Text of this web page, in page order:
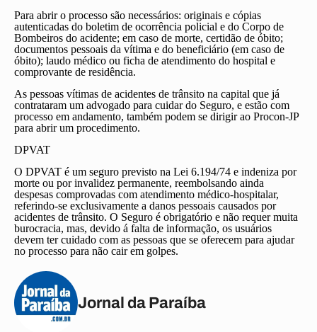
Para abrir o processo são necessários: originais e cópias
autenticadas do boletim de ocorrência policial e do Corpo de
Bombeiros do acidente; em caso de morte, certidão de óbito;
documentos pessoais da vítima e do beneficiário (em caso de
óbito); laudo médico ou ficha de atendimento do hospital e
comprovante de residência.
As pessoas vítimas de acidentes de trânsito na capital que já
contrataram um advogado para cuidar do Seguro, e estão com
processo em andamento, também podem se dirigir ao Procon-JP
para abrir um procedimento.
DPVAT
O DPVAT é um seguro previsto na Lei 6.194/74 e indeniza por
morte ou por invalidez permanente, reembolsando ainda
despesas comprovadas com atendimento médico-hospitalar,
referindo-se exclusivamente a danos pessoais causados por
acidentes de trânsito. O Seguro é obrigatório e não requer muita
burocracia, mas, devido á falta de informação, os usuários
devem ter cuidado com as pessoas que se oferecem para ajudar
no processo para não cair em golpes.
Jornal da Paraíba